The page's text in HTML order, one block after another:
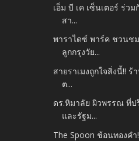
เอ็ม บี เค เซ็นเตอร์ ร่ว
สา...
พาราไดซ์ พาร์ค ชวนช
ลูกกรุงวัย...
สายราเมงถูกใจสิ่งนี้!! ร้
ต...
ดร.หิมาลัย ผิวพรรณ ที่ป
และรัฐม...
The Spoon ช้อนทองค